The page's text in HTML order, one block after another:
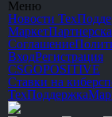
Меню
Новости
Маркет
Соглашение
ВходРегистрация
CSGOPOSITIVE
Ставки на
ТехПоддержка